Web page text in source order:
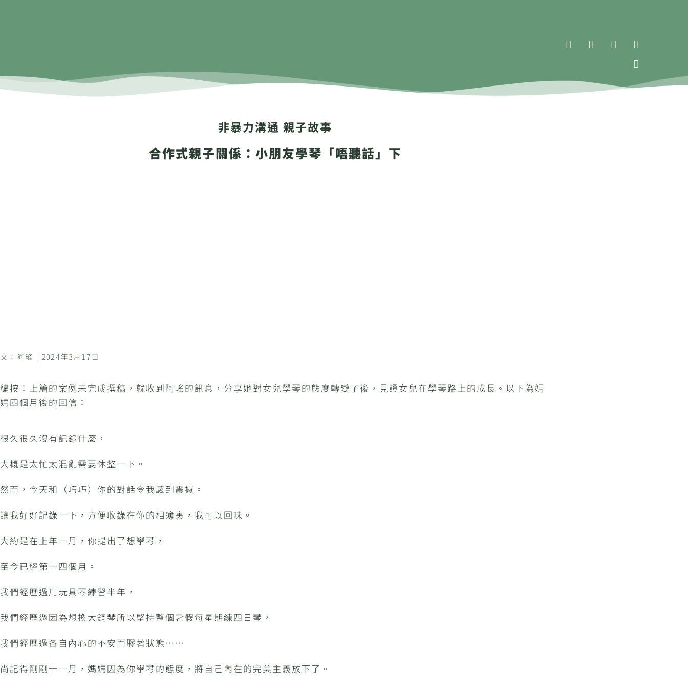
非暴力溝通 親子故事
合作式親子關係：小朋友學琴「唔聽話」下
文：阿瑤｜2024年3月17日
編按：上篇的案例未完成撰稿，就收到阿瑤的訊息，分享她對女兒學琴的態度轉變了後，見證女兒在學琴路上的成長。以下為媽
媽四個月後的回信：
很久很久沒有記錄什麼，
大概是太忙太混亂需要休整一下。
然而，今天和（巧巧）你的對話令我感到震撼。
讓我好好記錄一下，方便收錄在你的相簿裏，我可以回味。
大約是在上年一月，你提出了想學琴，
至今已經第十四個月。
我們經歷過用玩具琴練習半年，
我們經歷過因為想換大鋼琴所以堅持整個暑假每星期練四日琴，
我們經歷過各自內心的不安而膠著狀態⋯⋯
尚記得剛剛十一月，媽媽因為你學琴的態度，將自己內在的完美主義放下了。